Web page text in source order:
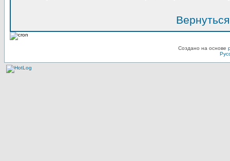
Создано на основе